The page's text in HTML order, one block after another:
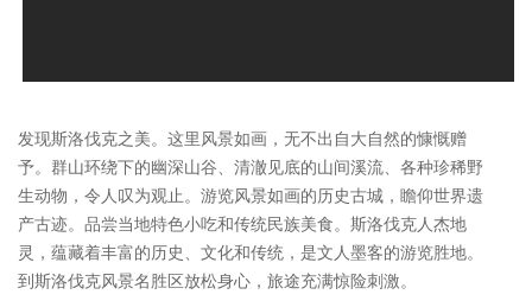
发现斯洛伐克之美。这里风景如画，无不出自大自然的慷慨赠
予。群山环绕下的幽深山谷、清澈见底的山间溪流、各种珍稀野
生动物，令人叹为观止。游览风景如画的历史古城，瞻仰世界遗
产古迹。品尝当地特色小吃和传统民族美食。斯洛伐克人杰地
灵，蕴藏着丰富的历史、文化和传统，是文人墨客的游览胜地。
到斯洛伐克风景名胜区放松身心，旅途充满惊险刺激。